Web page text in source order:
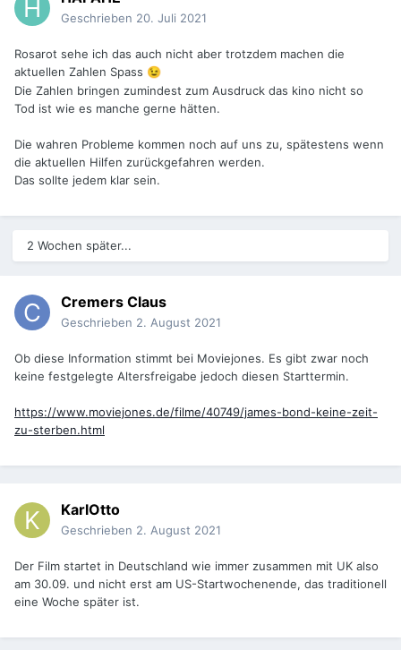
Geschrieben 20. Juli 2021
Rosarot sehe ich das auch nicht aber trotzdem machen die
aktuellen Zahlen Spass 😉
Die Zahlen bringen zumindest zum Ausdruck das kino nicht so
Tod ist wie es manche gerne hätten.
Die wahren Probleme kommen noch auf uns zu, spätestens wenn
die aktuellen Hilfen zurückgefahren werden.
Das sollte jedem klar sein.
2 Wochen später...
Cremers Claus
Geschrieben 2. August 2021
Ob diese Information stimmt bei Moviejones. Es gibt zwar noch
keine festgelegte Altersfreigabe jedoch diesen Starttermin.
https://www.moviejones.de/filme/40749/james-bond-keine-zeit-
zu-sterben.html
KarlOtto
Geschrieben 2. August 2021
Der Film startet in Deutschland wie immer zusammen mit UK also
am 30.09. und nicht erst am US-Startwochenende, das traditionell
eine Woche später ist.